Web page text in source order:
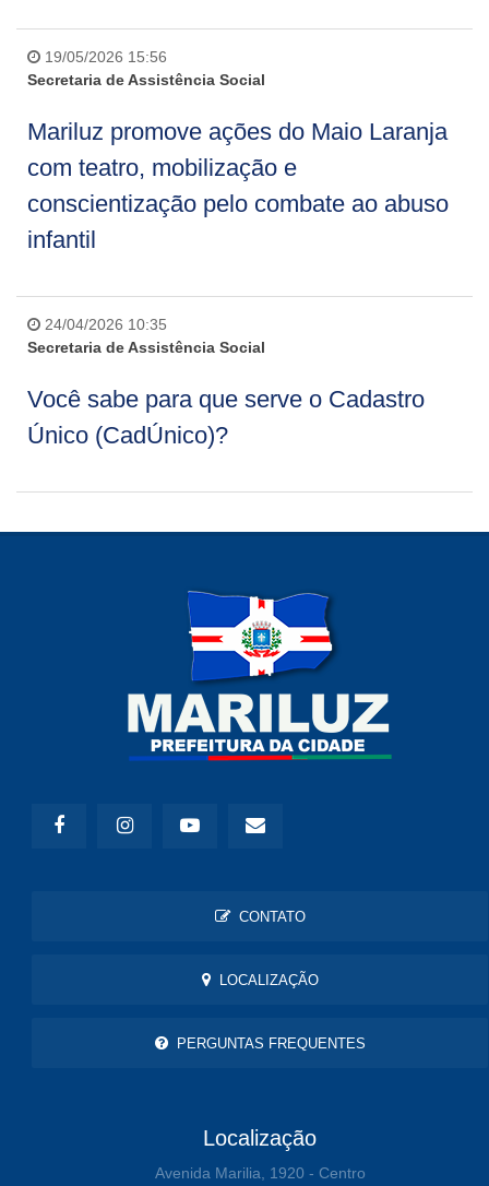
19/05/2026 15:56
Secretaria de Assistência Social
Mariluz promove ações do Maio Laranja
com teatro, mobilização e
conscientização pelo combate ao abuso
infantil
24/04/2026 10:35
Secretaria de Assistência Social
Você sabe para que serve o Cadastro
Único (CadÚnico)?
CONTATO
LOCALIZAÇÃO
PERGUNTAS FREQUENTES
Localização
Avenida Marilia, 1920 - Centro